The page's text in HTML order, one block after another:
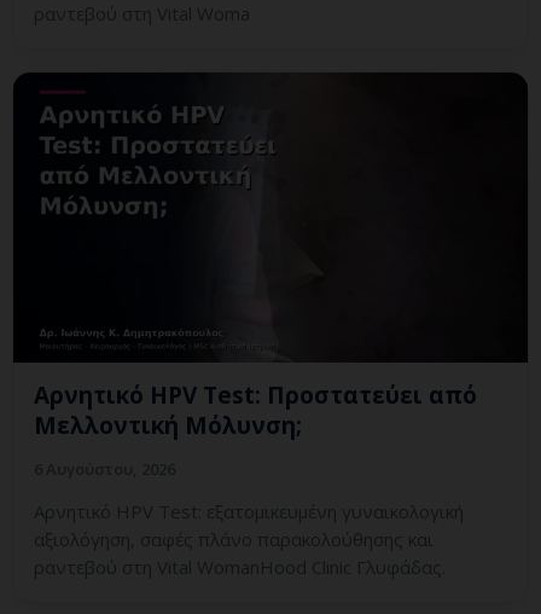
ραντεβού στη Vital Woma
Αρνητικό HPV Test: Προστατεύει από
Μελλοντική Μόλυνση;
Αρνητικό HPV Test: εξατομικευμένη γυναικολογική
αξιολόγηση, σαφές πλάνο παρακολούθησης και
ραντεβού στη Vital WomanHood Clinic Γλυφάδας.